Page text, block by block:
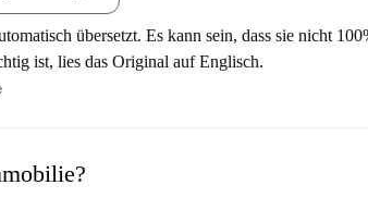
übersetzt. Es kann sein, dass sie nicht
ist, lies das Original auf Englisch.